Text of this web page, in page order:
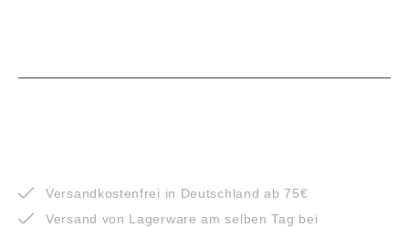
Versandkostenfrei in Deutschland ab 75€
Versand von Lagerware am selben Tag bei